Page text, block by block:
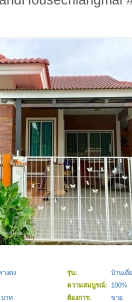
างดง รุ่น:
บ้านเดี่
ความสมบูรณ์:
100%
บาท ต้องการ:
ขาย